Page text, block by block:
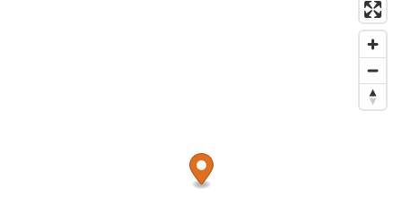
Armengeld und war entmündigt. Sein Pfleger war der Sattler
Ernst Bode. Am 27. Oktober starb Schicke-Schacke nach kurzer
Krankheit und ist auf dem Friedhof an der Gunzelinstraße, in